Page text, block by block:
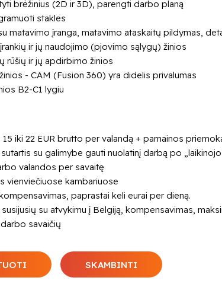
brėžinius (2D ir 3D), parengti darbo planą
stakles
matavimo įranga, matavimo ataskaitų pildymas,
ir jų naudojimo (pjovimo sąlygų) žinios
rūšių ir jų apdirbimo žinios
- CAM (Fusion 360) yra didelis privalumas
B2-C1 lygiu
iki 22 EUR brutto per valandą + pamainos
su galimybe gauti nuolatinį darbą po
valandos per savaitę
vienviečiuose kambariuose
paprastai keli eurai per dieną.
su atvykimu į Belgiją, kompensavimas,
savaičių
SKAMBINTI